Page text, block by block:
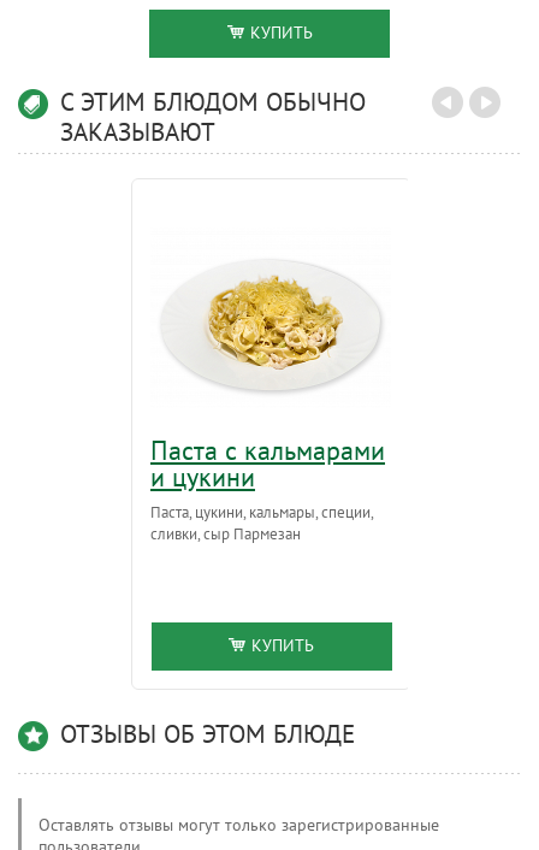
КУПИТЬ
С ЭТИМ БЛЮДОМ ОБЫЧНО
ЗАКАЗЫВАЮТ
Паста с кальмарами
и цукини
Паста, цукини, кальмары, специи,
сливки, сыр Пармезан
КУПИТЬ
ОТЗЫВЫ ОБ ЭТОМ БЛЮДЕ
Оставлять отзывы могут только зарегистрированные